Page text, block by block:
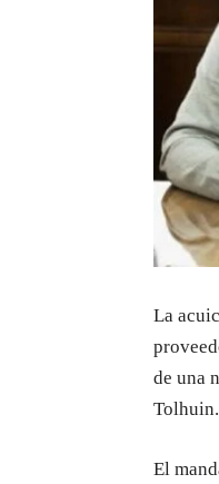
La
de una
Tolhuin.
El